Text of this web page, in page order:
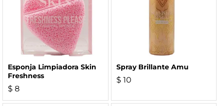
Esponja Limpiadora Skin
Freshness
$ 8
Spray Brillante Amu
$ 10